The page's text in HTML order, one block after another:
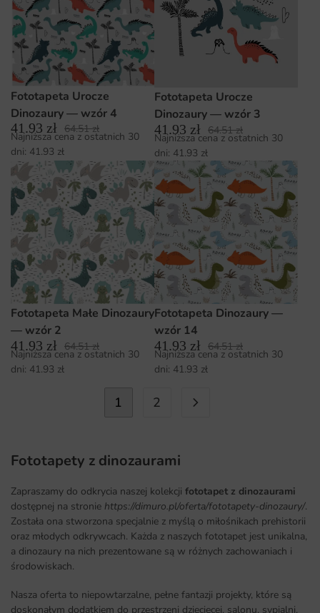
Fototapeta Urocze
Dinozaury — wzór 4
41.93 zł 64.51zł
Najniższa cena z ostatnich 30
dni: 41.93 zł
Fototapeta Urocze
Dinozaury — wzór 3
41.93 zł 64.51zł
Najniższa cena z ostatnich 30
dni: 41.93 zł
Fototapeta Małe Dinozaury
— wzór 2
41.93 zł 64.51zł
Najniższa cena z ostatnich 30
dni: 41.93 zł
Fototapeta Dinozaury —
wzór 14
41.93 zł 64.51zł
Najniższa cena z ostatnich 30
dni: 41.93 zł
1 2
Fototapety z dinozaurami
Zapraszamy do odkrycia naszej kolekcji fototapet z dinozaurami
dostępnej na stronie https://dimuro.pl/oferta/fototapety-dinozaury/.
Została ona stworzona specjalnie z myślą o miłośnikach prehistorii
oraz młodych odkrywcach. Każda z naszych fototapet jest unikalna,
a dinozaury na nich prezentowane są w różnych zachowaniach i
środowiskach.
Nasza oferta to niepowtarzalne, pełne fantazji projekty, które są
doskonałym dodatkiem do przestrzeni dziecięcej, salonu, sypialni,